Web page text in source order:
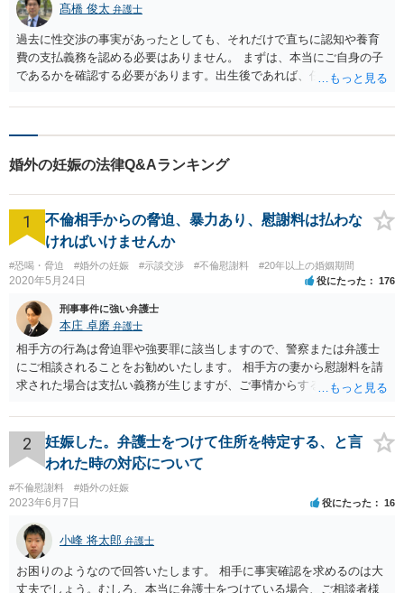
髙橋 俊太 弁護士
過去に性交渉の事実があったとしても、それだけで直ちに認知や養育
費の支払義務を認める必要はありません。 まずは、本当にご自身の子
であるかを確認する必要があります。出生後であれば、任意認知をす
とが考えられます。相手方が認知を求める場合、任意に応じなけれ
るものです。したがって、現段階で父子関係が不明である以上、認知
せん。妊娠・出産に伴う費用や負担について一定の協議がされること
はありますが、相手方の自営業収入の減少分をどこまで請求できるか
に判断されます。 相手方に弁護士がついているのであれば、不用意な
を認めることはできない。出生後、適切な方法で父子関係を確認した
い」という方向で対応するのが無難だと思われます。
婚外の妊娠の法律Q&Aランキング
1
不倫相手からの脅迫、暴力あり、慰謝料は払わな
ければいけませんか
#恐喝・脅迫 #婚外の妊娠 #示談交渉 #不倫慰謝料 #20年以上の婚姻期間
2020年5月24日 役にたった 176
刑事事件に強い弁護士
本庄 卓磨 弁護士
相手方の行為は脅迫罪や強要罪に該当しますので、警察または弁護士
にご相談されることをお勧めいたします。 相手方の妻から慰謝料を請
求された場合は支払い義務が生じますが、ご事情からすると減額交渉
2
妊娠した。弁護士をつけて住所を特定する、と言
われた時の対応について
#不倫慰謝料 #婚外の妊娠
2023年6月7日 役にたった 16
小峰 将太郎 弁護士
お困りのようなので回答いたします。 相手に事実確認を求めるのは大
丈夫でしょう。むしろ、本当に弁護士をつけている場合、ご相談者様